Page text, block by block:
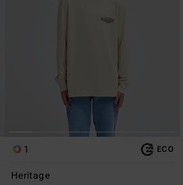
1 ECO
Heritage